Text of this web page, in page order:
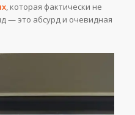
, которая фактически не
— это абсурд и очевидная